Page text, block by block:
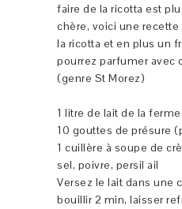
faire de la ricotta est
chère, voici une
la ricotta et en plus un
pourrez parfumer avec
(genre St Morez)
1 litre de lait de la ferme
10 gouttes de présure
1 cuillère à soupe de
sel, poivre, persil ail
Versez le lait dans une
bouillir 2 min, laisser